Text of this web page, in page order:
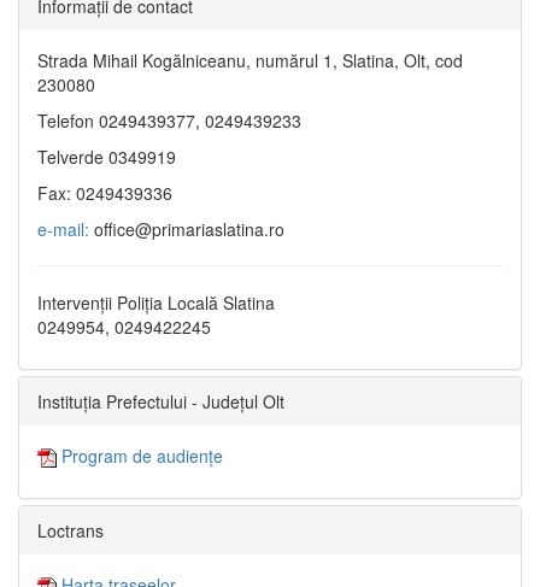
Informaţii de contact
Strada Mihail Kogălniceanu, numărul 1, Slatina, Olt, cod
230080
Telefon 0249439377, 0249439233
Telverde 0349919
Fax: 0249439336
e-mail: office@primariaslatina.ro
Intervenții Poliția Locală Slatina
0249954, 0249422245
Instituția Prefectului - Județul Olt
Program de audiențe
Loctrans